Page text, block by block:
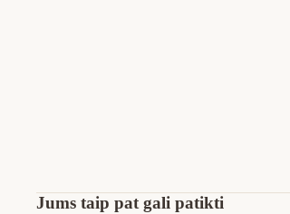
Jums taip pat gali patikti